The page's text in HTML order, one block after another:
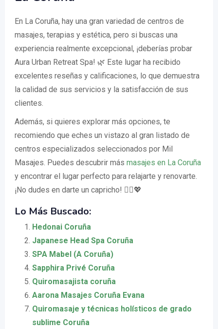
En La Coruña, hay una gran variedad de centros de
masajes, terapias y estética, pero si buscas una
experiencia realmente excepcional, ¡deberías probar
Aura Urban Retreat Spa! 🌿 Este lugar ha recibido
excelentes reseñas y calificaciones, lo que demuestra
la calidad de sus servicios y la satisfacción de sus
clientes.
Además, si quieres explorar más opciones, te
recomiendo que eches un vistazo al gran listado de
centros especializados seleccionados por Mil
Masajes. Puedes descubrir más masajes en La Coruña
y encontrar el lugar perfecto para relajarte y renovarte.
¡No dudes en darte un capricho! 💆‍♀️💖
Lo Más Buscado:
Hedonai Coruña
Japanese Head Spa Coruña
SPA Mabel (A Coruña)
Sapphira Privé Coruña
Quiromasajista coruña
Aarona Masajes Coruña Evana
Quiromasaje y técnicas holísticos de grado
sublime Coruña